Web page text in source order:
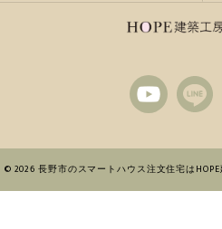
© 2026 長野市のスマートハウス注文住宅はHOPE